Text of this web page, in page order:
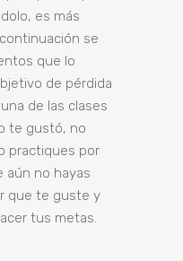
es más
se
que lo
de pérdida
de las clases
te gustó, no
practiques por
aún no hayas
que te guste y
tus metas.